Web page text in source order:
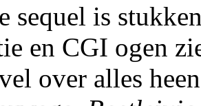
sequel is
en CGI ogen
over alles